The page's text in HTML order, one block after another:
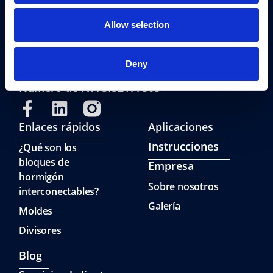
Allow selection
Deny
FAB Construction d.o.o.
4000 Kranj
Número de IVA SI52177505
Enlaces rápidos
¿Qué son los
bloques de
hormigón
interconectables?
Moldes
Divisores
Aplicaciones
Instrucciones
Empresa
Sobre nosotros
Galería
Blog